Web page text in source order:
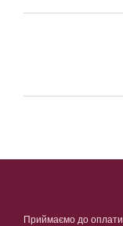
Приймаємо до оплати